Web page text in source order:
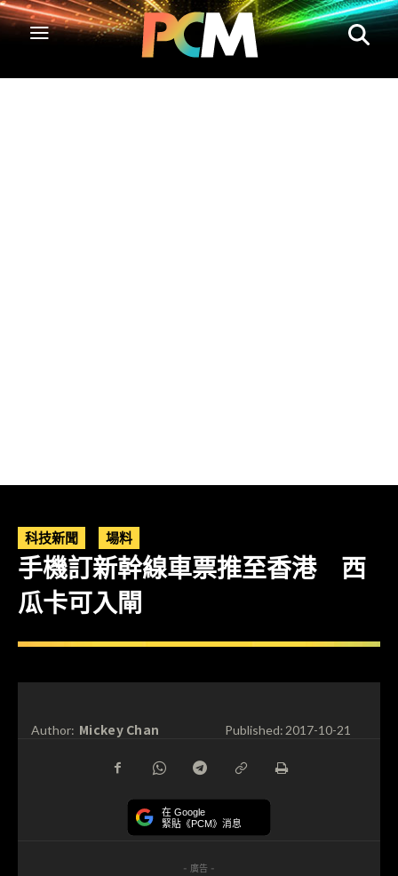
科技新聞 場料
手機訂新幹線車票推至香港 西
瓜卡可入閘
Author: Mickey Chan Published:2017-10-21
在 Google
緊貼《PCM》消息
- 廣告 -